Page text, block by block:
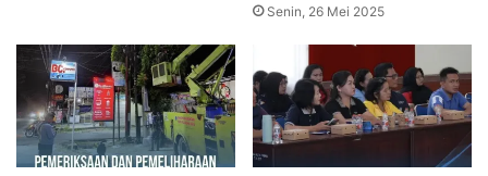
Senin, 26 Mei 2025